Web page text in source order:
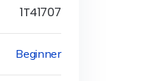
1T41707
Beginner